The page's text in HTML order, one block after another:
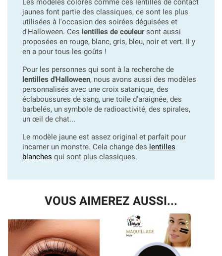
Les modèles colorés comme ces lentilles de contact
jaunes font partie des classiques, ce sont les plus
utilisées à l'occasion des soirées déguisées et
d'Halloween. Ces lentilles de couleursont aussi
proposées en rouge, blanc, gris, bleu, noir et vert. Il y
en a pour tous les goûts !
Pour les personnes qui sont à la recherche de
lentilles d'Halloween, nous avons aussi des modèles
personnalisés avec une croix satanique, des
éclaboussures de sang, une toile d'araignée, des
barbelés, un symbole de radioactivité, des spirales,
un œil de chat...
Le modèle jaune est assez original et parfait pour
incarner un monstre. Cela change des lentilles
blanches qui sont plus classiques.
VOUS AIMEREZ AUSSI...